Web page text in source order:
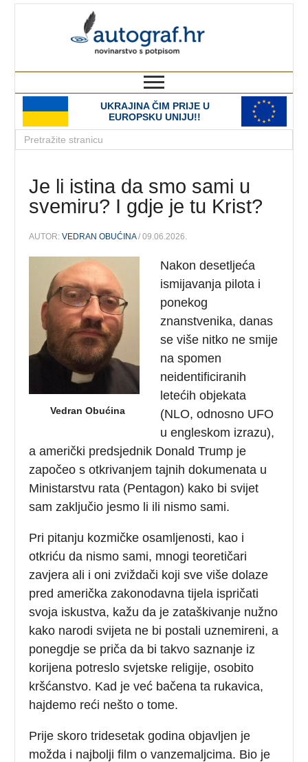
UKRAJINA ČIM PRIJE U
EUROPSKU UNIJU!!
Je li istina da smo sami u
svemiru? I gdje je tu Krist?
AUTOR:VEDRAN OBUĆINA/ 09.06.2026.
Vedran Obućina
Nakon desetljeća
ismijavanja pilota i
ponekog
znanstvenika, danas
se više nitko ne smije
na spomen
neidentificiranih
letećih objekata
(NLO, odnosno UFO
u engleskom izrazu),
a američki predsjednik Donald Trump je
započeo s otkrivanjem tajnih dokumenata u
Ministarstvu rata (Pentagon) kako bi svijet
sam zaključio jesmo li ili nismo sami.
Pri pitanju kozmičke osamljenosti, kao i
otkriću da nismo sami, mnogi teoretičari
zavjera ali i oni zviždači koji sve više dolaze
pred američka zakonodavna tijela ispričati
svoja iskustva, kažu da je zataškivanje nužno
kako narodi svijeta ne bi postali uznemireni, a
ponegdje se priča da bi takvo saznanje iz
korijena potreslo svjetske religije, osobito
kršćanstvo. Kad je već bačena ta rukavica,
hajdemo reći nešto o tome.
Prije skoro tridesetak godina objavljen je
možda i najbolji film o vanzemaljcima. Bio je